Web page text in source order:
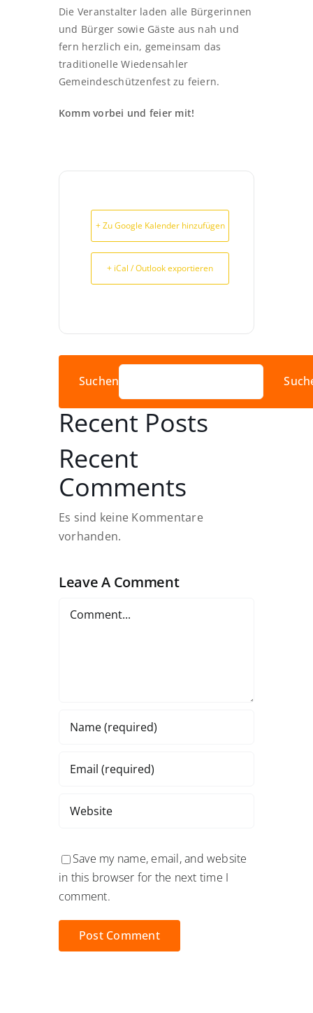
Die Veranstalter laden alle Bürgerinnen
und Bürger sowie Gäste aus nah und
fern herzlich ein, gemeinsam das
traditionelle Wiedensahler
Gemeindeschützenfest zu feiern.
Komm vorbei und feier mit!
+ Zu Google Kalender hinzufügen
+ iCal / Outlook exportieren
Suchen
Recent Posts
Recent
Comments
Es sind keine Kommentare
vorhanden.
Leave A Comment
Save my name, email, and website
in this browser for the next time I
comment.